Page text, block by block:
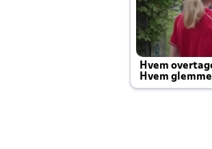
Hvem
Hvem
Joachim altid